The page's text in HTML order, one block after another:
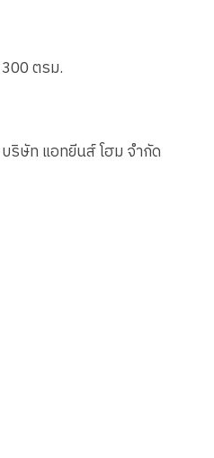
300 ตรม.
บริษัท แอทยีนส์ โฮม จำกัด